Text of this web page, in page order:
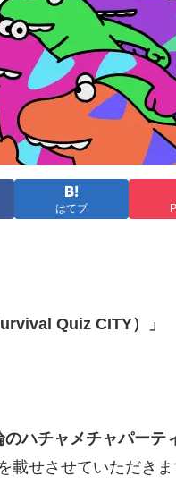
はてブ
Quiz CITY）
」
のハチャメチャパーテ
載せさせていただきま